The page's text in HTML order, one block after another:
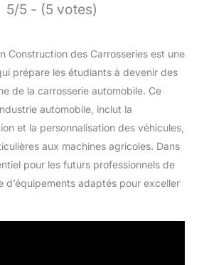
5/5 - (5 votes)
Construction des Carrosseries est une
prépare les étudiants à devenir des
de la carrosserie automobile. Ce
automobile, inclut la
et la personnalisation des véhicules,
aux machines agricoles. Dans
pour les futurs professionnels de
d’équipements adaptés pour exceller